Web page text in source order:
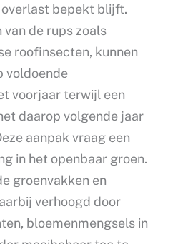
bepekt blijft.
de rups zoals
roofinsecten, kunnen
voldoende
voorjaar terwijl een
daarop volgende jaar
aanpak vraag een
in het openbaar groen.
groenvakken en
verhoogd door
bloemenmengsels in